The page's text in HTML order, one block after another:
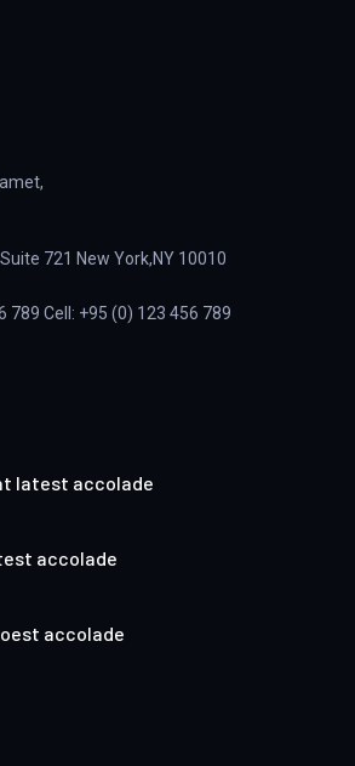
721 New York,NY 10010
789 Cell: +95 (0) 123 456 789
latest accolade
accolade
accolade